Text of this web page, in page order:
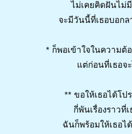
ไม่เคยคิดฝันไม่
จะมีวันนี้ที่เธอบอก
* ก็พอเข้าใจในความต้
แต่ก่อนที่เธอจ
** ขอให้เธอได้โป
กี่พันเรื่องราวที่
ฉันก็พร้อมให้เธอไ